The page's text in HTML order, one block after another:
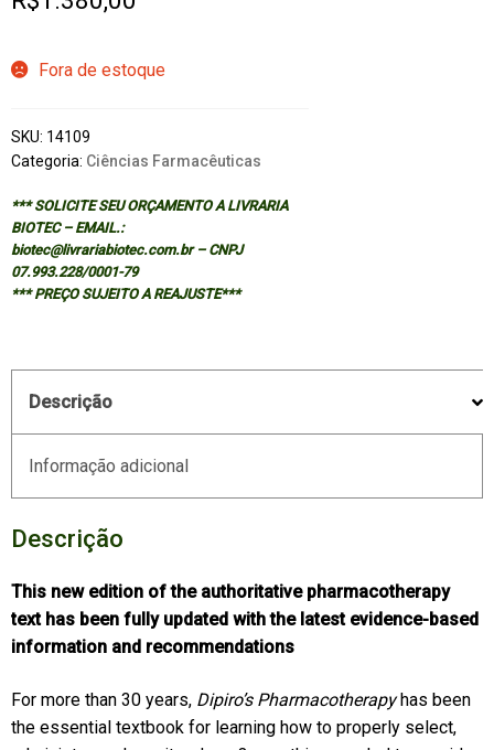
Fora de estoque
SKU: 14109
Categoria: Ciências Farmacêuticas
*** SOLICITE SEU ORÇAMENTO A LIVRARIA
BIOTEC – EMAIL.:
biotec@livrariabiotec.com.br – CNPJ
07.993.228/0001-79
*** PREÇO SUJEITO A REAJUSTE***
Descrição
Informação adicional
Descrição
This new edition of the authoritative pharmacotherapy
text has been fully updated with the latest evidence-based
information and recommendations
For more than 30 years, Dipiro’s Pharmacotherapyhas been
the essential textbook for learning how to properly select,